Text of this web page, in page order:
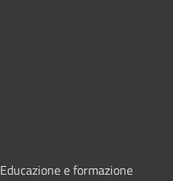
Educazione e formazione